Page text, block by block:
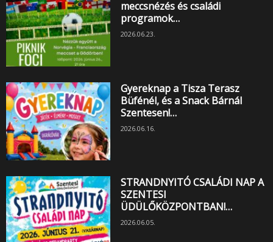
meccsnézés és családi
programok…
2026.06.23.
Gyereknap a Tisza Terasz
Büfénél, és a Snack Bárnál
Szentesen!…
2026.06.16.
STRANDNYITÓ CSALÁDI NAP A
SZENTESI
ÜDÜLŐKÖZPONTBAN!…
2026.06.05.